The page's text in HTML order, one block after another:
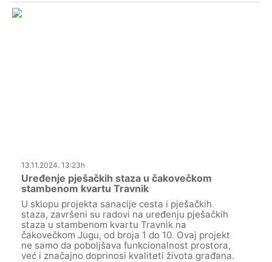
13.11.2024. 13:23h
Uređenje pješačkih staza u čakovečkom
stambenom kvartu Travnik
U sklopu projekta sanacije cesta i pješačkih
staza, završeni su radovi na uređenju pješačkih
staza u stambenom kvartu Travnik na
čakovečkom Jugu, od broja 1 do 10. Ovaj projekt
ne samo da poboljšava funkcionalnost prostora,
već i značajno doprinosi kvaliteti života građana.